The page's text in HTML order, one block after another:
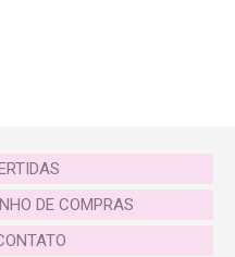
DE COMPRAS